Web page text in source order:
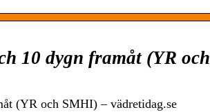
10 dygn framåt (YR och
(YR och SMHI) – vädretidag.se